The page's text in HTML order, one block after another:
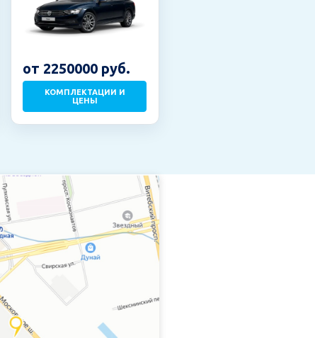
от 2250000 руб.
КОМПЛЕКТАЦИИ И
ЦЕНЫ